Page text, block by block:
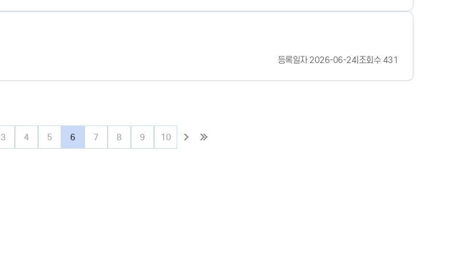
등록일자 2026-06-24 조회수 431
3 4 5 6 7 8 9 10